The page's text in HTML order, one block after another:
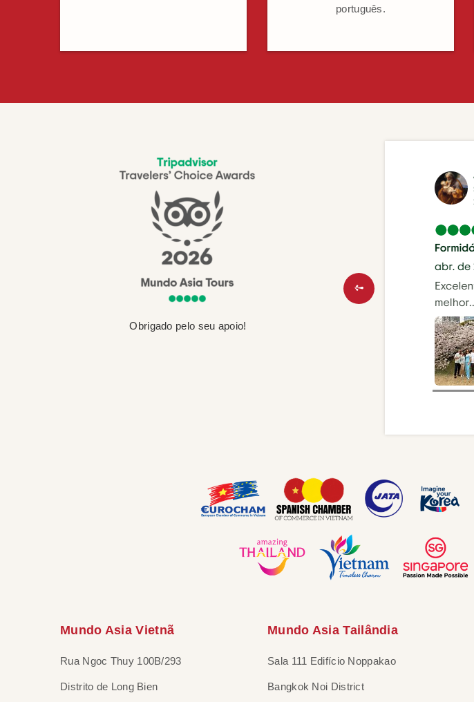
português.
Obrigado pelo seu apoio!
Mundo Asia Vietnã
Rua Ngoc Thuy 100B/293
Distrito de Long Bien
Mundo Asia Tailândia
Sala 111 Edifício Noppakao
Bangkok Noi District